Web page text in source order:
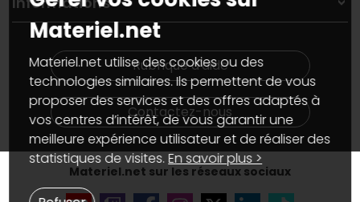
Informations
Guides d'achats et tutoriels
On rachète votre carte graphique
PC sur mesure : Votre RDV personnalisé
Notre démarche écologique
Materiel.net recrute
Notre programme d'affiliation
Partenariat & Sponsoring
Plan du site
Nos marques
Conditions générales de vente
Marketplace
Informations légales
Données personnellesetcookies
Gérer vos cookies
Accessibilité : non conforme
Rubrique d'aide
Contactez-nous
Materiel.net sur les réseaux sociaux
Materiel.net
Materiel.net utilise des cookies ou des
technologies similaires. Ils permettent de vous
proposer des services et des offres adaptés à
vos centres d’intérêt, de vous garantir une
meilleure expérience utilisateur et de réaliser des
statistiques de visites.En savoir plus >